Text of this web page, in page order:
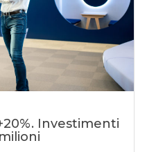
Investimenti